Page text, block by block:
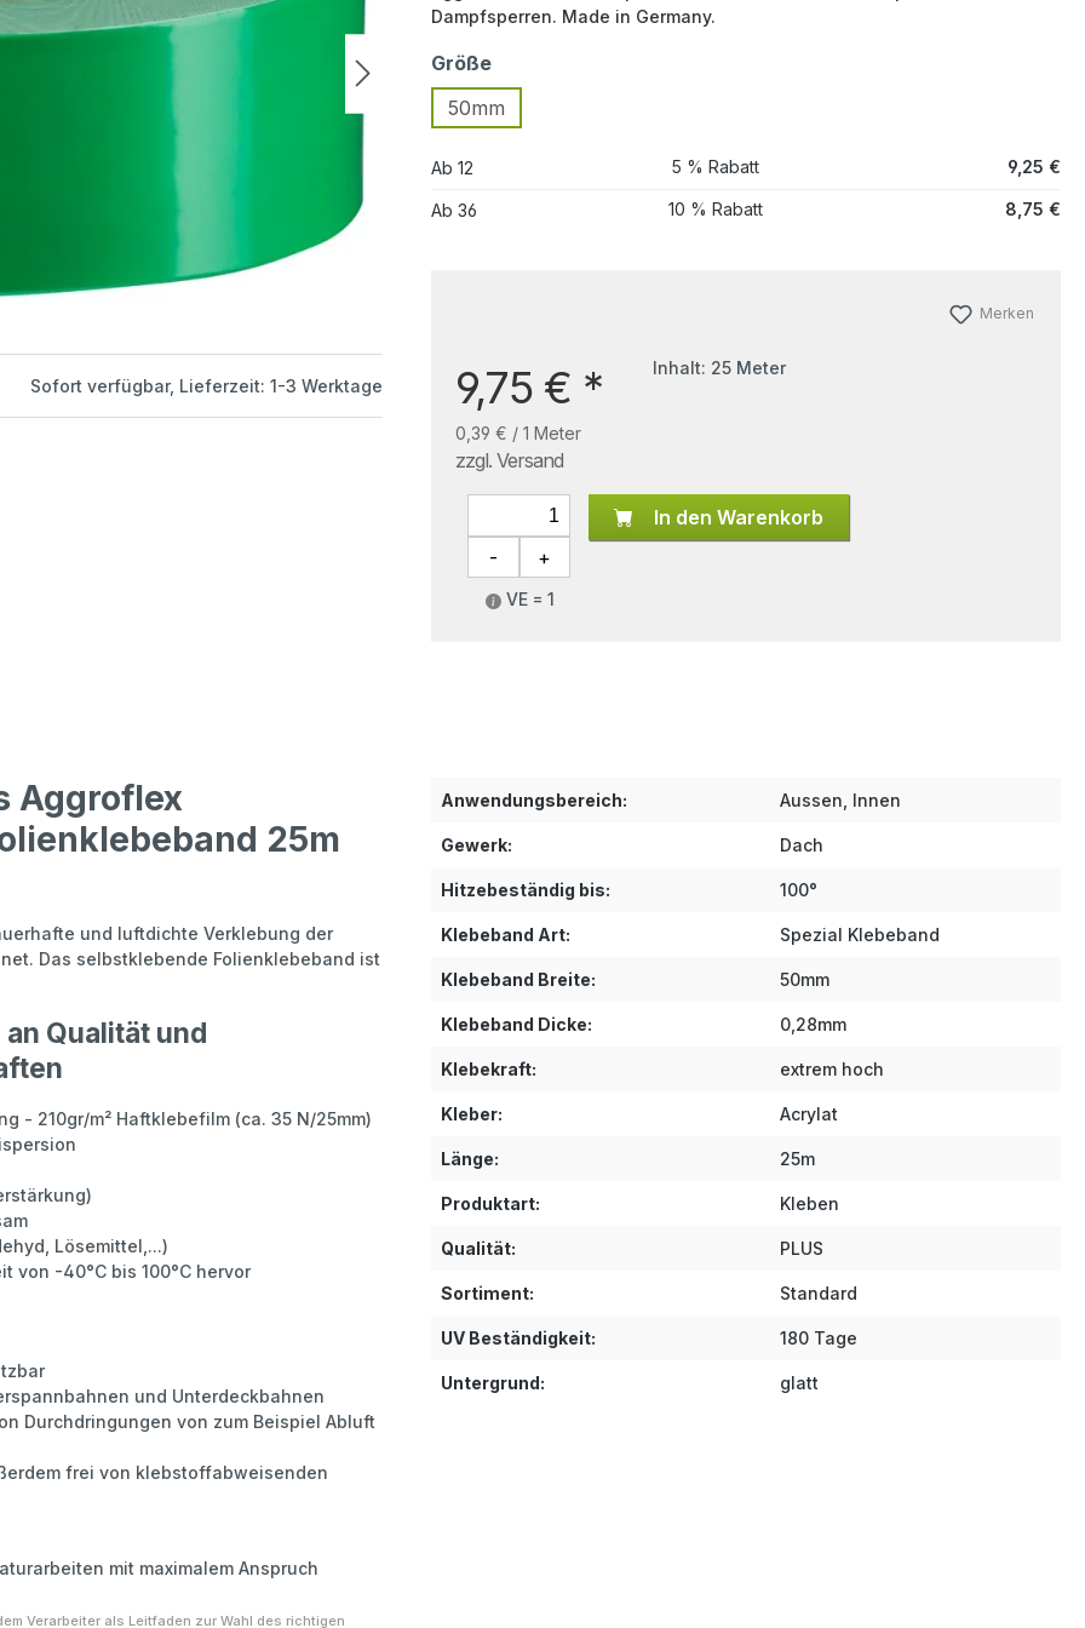
Sofort verfügbar, Lieferzeit: 1-3 Werktage
Dampfsperren. Made in Germany.
Größe
50mm
Ab 12 5 % Rabatt 9,25 €
Ab 36 10 % Rabatt 8,75 €
Merken
9,75 € *
0,39 € / 1 Meter
zzgl. Versand
Inhalt: 25 Meter
VE = 1
In den Warenkorb
Aggroflex
25m
und luftdichte Verklebung der
Das selbstklebende Folienklebeband ist
Qualität und
- 210gr/m² Haftklebefilm (ca. 35 N/25mm)
Lösemittel,...)
von -40°C bis 100°C hervor
und Unterdeckbahnen
Durchdringungen von zum Beispiel Abluft
frei von klebstoffabweisenden
mit maximalem Anspruch
Verarbeiter als Leitfaden zur Wahl des richtigen
Anwendungsbereich: Aussen, Innen
Gewerk: Dach
Hitzebeständig bis: 100°
Klebeband Art: Spezial Klebeband
Klebeband Breite: 50mm
Klebeband Dicke: 0,28mm
Klebekraft: extrem hoch
Kleber: Acrylat
Länge: 25m
Produktart: Kleben
Qualität: PLUS
Sortiment: Standard
UV Beständigkeit: 180 Tage
Untergrund: glatt